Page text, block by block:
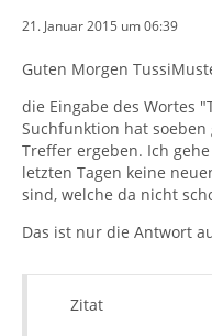
21. Januar 2015 um 06:39
Guten Morgen
die Eingabe des Wortes
Suchfunktion hat soeben
Treffer ergeben. Ich
letzten Tagen keine
sind, welche da nicht
Das ist nur die Antwort
Zitat